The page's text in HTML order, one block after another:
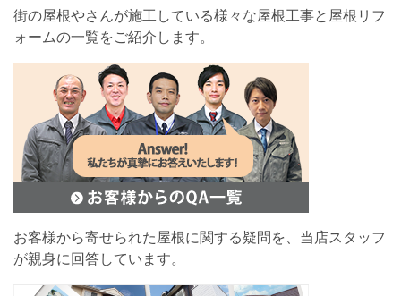
街の屋根やさんが施工している様々な屋根工事と屋根リフ
ォームの一覧をご紹介します。
お客様から寄せられた屋根に関する疑問を、当店スタッフ
が親身に回答しています。